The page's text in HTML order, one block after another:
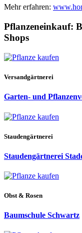
Mehr erfahren:
Pflanzeneinkauf:
Shops
Versandgärtnerei
Garten- und
Staudengärtnerei
Staudengärtnerei
Obst & Rosen
Baumschule Schwartz